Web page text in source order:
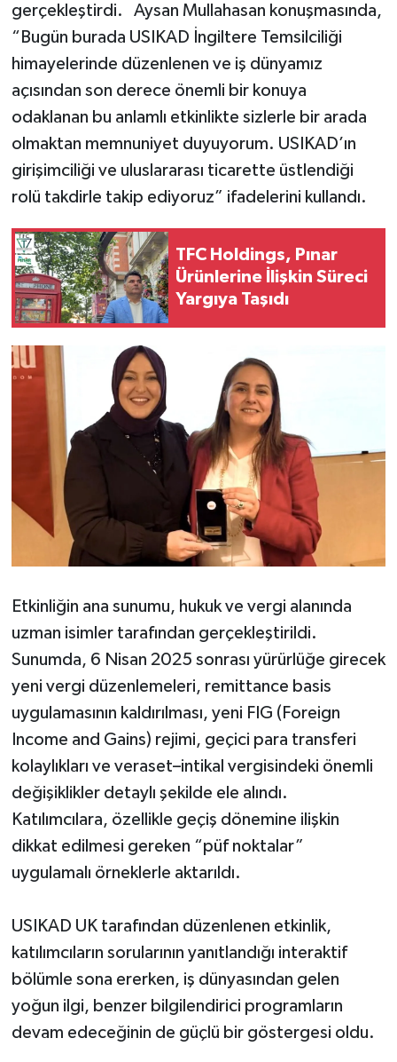
gerçekleştirdi. Aysan Mullahasan konuşmasında,
“Bugün burada USIKAD İngiltere Temsilciliği
himayelerinde düzenlenen ve iş dünyamız
açısından son derece önemli bir konuya
odaklanan bu anlamlı etkinlikte sizlerle bir arada
olmaktan memnuniyet duyuyorum. USIKAD’ın
girişimciliği ve uluslararası ticarette üstlendiği
rolü takdirle takip ediyoruz” ifadelerini kullandı.
TFC Holdings, Pınar
Ürünlerine İlişkin Süreci
Yargıya Taşıdı
Etkinliğin ana sunumu, hukuk ve vergi alanında
uzman isimler tarafından gerçekleştirildi.
Sunumda, 6 Nisan 2025 sonrası yürürlüğe girecek
yeni vergi düzenlemeleri, remittance basis
uygulamasının kaldırılması, yeni FIG (Foreign
Income and Gains) rejimi, geçici para transferi
kolaylıkları ve veraset–intikal vergisindeki önemli
değişiklikler detaylı şekilde ele alındı.
Katılımcılara, özellikle geçiş dönemine ilişkin
dikkat edilmesi gereken “püf noktalar”
uygulamalı örneklerle aktarıldı.
USIKAD UK tarafından düzenlenen etkinlik,
katılımcıların sorularının yanıtlandığı interaktif
bölümle sona ererken, iş dünyasından gelen
yoğun ilgi, benzer bilgilendirici programların
devam edeceğinin de güçlü bir göstergesi oldu.